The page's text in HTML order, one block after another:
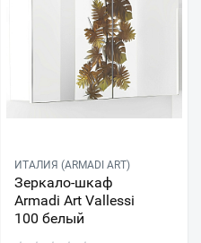
ИТАЛИЯ (ARMADI ART)
Зеркало-шкаф
Armadi Art Vallessi
100 белый